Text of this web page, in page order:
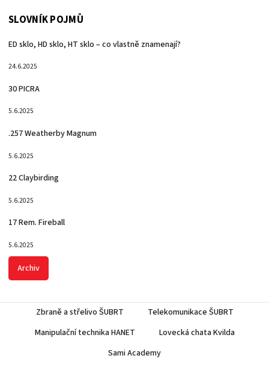
SLOVNÍK POJMŮ
ED sklo, HD sklo, HT sklo – co vlastně znamenají?
24.6.2025
30 PICRA
5.6.2025
.257 Weatherby Magnum
5.6.2025
22 Claybirding
5.6.2025
17 Rem. Fireball
5.6.2025
Archiv
Zbraně a střelivo ŠUBRT
Telekomunikace ŠUBRT
Manipulační technika HANET
Lovecká chata Kvilda
Sami Academy